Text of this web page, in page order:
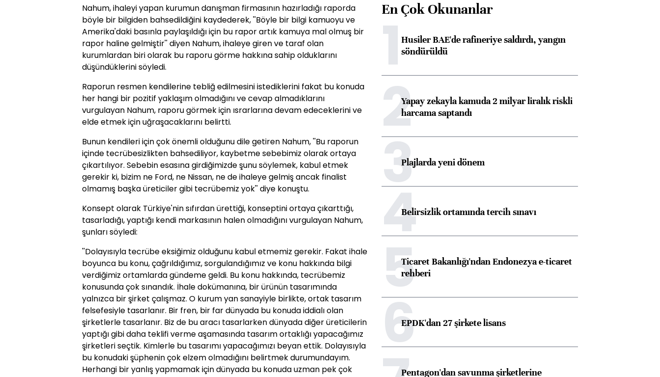
Nahum, ihaleyi yapan kurumun danışman firmasının hazırladığı raporda
böyle bir bilgiden bahsedildiğini kaydederek, ''Böyle bir bilgi kamuoyu ve
Amerika'daki basınla paylaşıldığı için bu rapor artık kamuya mal olmuş bir
rapor haline gelmiştir'' diyen Nahum, ihaleye giren ve taraf olan
kurumlardan biri olarak bu raporu görme hakkına sahip olduklarını
düşündüklerini söyledi.
Raporun resmen kendilerine tebliğ edilmesini istediklerini fakat bu konuda
her hangi bir pozitif yaklaşım olmadığını ve cevap almadıklarını
vurgulayan Nahum, raporu görmek için ısrarlarına devam edeceklerini ve
elde etmek için uğraşacaklarını belirtti.
Bunun kendileri için çok önemli olduğunu dile getiren Nahum, ''Bu raporun
içinde tecrübesizlikten bahsediliyor, kaybetme sebebimiz olarak ortaya
çıkartılıyor. Sebebin esasına girdiğimizde şunu söylemek, kabul etmek
gerekir ki, bizim ne Ford, ne Nissan, ne de ihaleye gelmiş ancak finalist
olmamış başka üreticiler gibi tecrübemiz yok'' diye konuştu.
Konsept olarak Türkiye'nin sıfırdan ürettiği, konseptini ortaya çıkarttığı,
tasarladığı, yaptığı kendi markasının halen olmadığını vurgulayan Nahum,
şunları söyledi:
''Dolayısıyla tecrübe eksiğimiz olduğunu kabul etmemiz gerekir. Fakat ihale
boyunca bu konu, çağrıldığımız, sorgulandığımız ve konu hakkında bilgi
verdiğimiz ortamlarda gündeme geldi. Bu konu hakkında, tecrübemiz
konusunda çok sınandık. İhale dokümanına, bir ürünün tasarımında
yalnızca bir şirket çalışmaz. O kurum yan sanayiyle birlikte, ortak tasarım
felsefesiyle tasarlanır. Bir fren, bir far dünyada bu konuda iddialı olan
şirketlerle tasarlanır. Biz de bu aracı tasarlarken dünyada diğer üreticilerin
yaptığı gibi daha teklifi verme aşamasında tasarım ortaklığı yapacağımız
şirketleri seçtik. Kimlerle bu tasarımı yapacağımızı beyan ettik. Dolayısıyla
bu konudaki şüphenin çok elzem olmadığını belirtmek durumundayım.
Herhangi bir yanlış yapmamak için dünyada bu konuda uzman pek çok
En Çok Okunanlar
1Husiler BAE'de rafineriye saldırdı, yangın
söndürüldü
2Yapay zekayla kamuda 2 milyar liralık riskli
harcama saptandı
3Plajlarda yeni dönem
4Belirsizlik ortamında tercih sınavı
5Ticaret Bakanlığı'ndan Endonezya e-ticaret
rehberi
6EPDK'dan 27 şirkete lisans
Pentagon'dan savunma şirketlerine